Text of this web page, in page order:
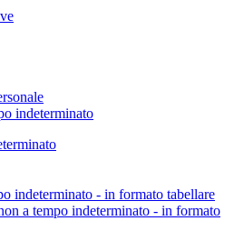
indeterminato
indeterminato - in formato tabellare
a tempo indeterminato - in formato